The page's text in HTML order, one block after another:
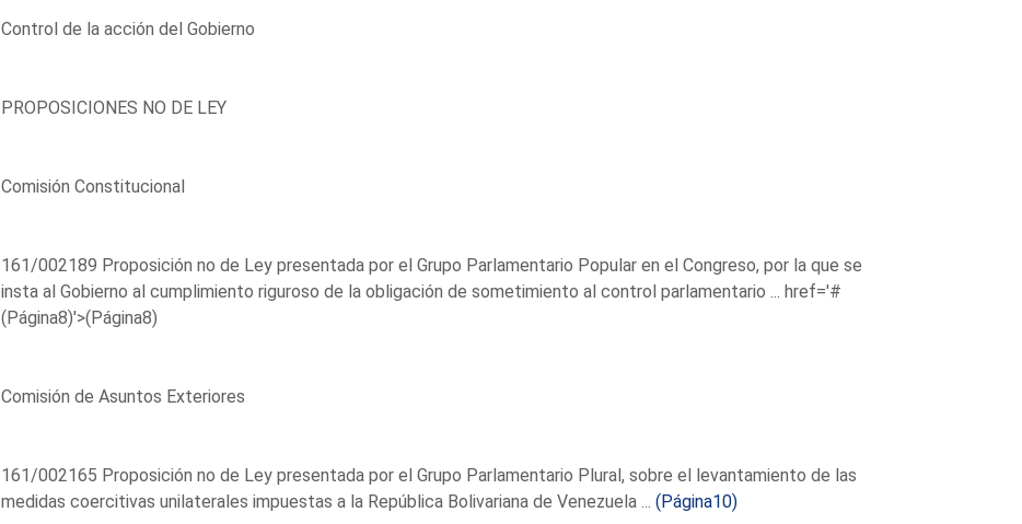
Control de la acción del Gobierno
PROPOSICIONES NO DE LEY
Comisión Constitucional
161/002189 Proposición no de Ley presentada por el Grupo Parlamentario Popular en el Congreso, por la que se
insta al Gobierno al cumplimiento riguroso de la obligación de sometimiento al control parlamentario ... href='#
(Página8)'>(Página8)
Comisión de Asuntos Exteriores
161/002165 Proposición no de Ley presentada por el Grupo Parlamentario Plural, sobre el levantamiento de las
medidas coercitivas unilaterales impuestas a la República Bolivariana de Venezuela ... (Página10)